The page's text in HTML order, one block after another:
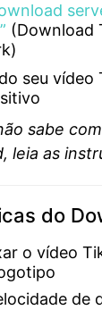
(Download
seu vídeo
sabe
leia as
do
o vídeo
de